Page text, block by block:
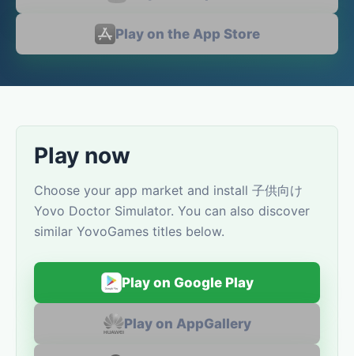
Play on the App Store
Play now
Choose your app market and install 子供向け
Yovo Doctor Simulator. You can also discover
similar YovoGames titles below.
Play on Google Play
Play on AppGallery